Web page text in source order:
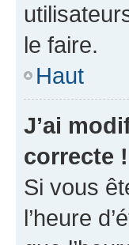
le faire.
Haut
J’ai
correcte !
Si vous
l’heure